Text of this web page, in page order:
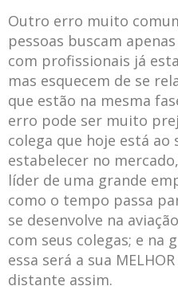
Outro erro muito
pessoas buscam
com profissionais já
mas esquecem de se
que estão na mesma
erro pode ser muito
colega que hoje está ao
estabelecer no
líder de uma grande
como o tempo passa
se desenvolve na
com seus colegas; e na
essa será a sua
distante assim.